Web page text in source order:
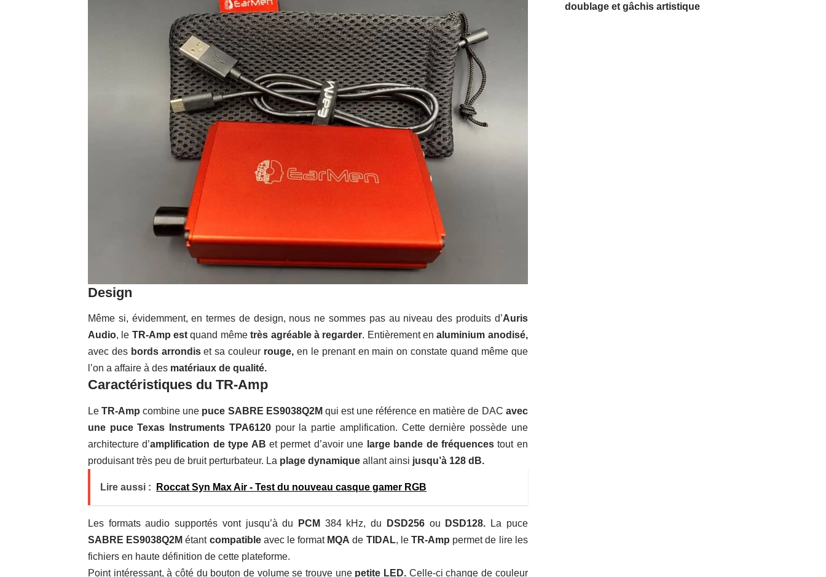
Design
Même si, évidemment, en termes de design, nous ne sommes pas au niveau des produits d’Auris
Audio, le TR-Amp est quand mêmetrès agréable à regarder. Entièrement enaluminium anodisé,
avec des bords arrondiset sa couleur rouge, en le prenant en main on constate quand même que
l’on a affaire à des matériaux de qualité.
Caractéristiques du TR-Amp
LeTR-Amp combine une puce SABRE ES9038Q2M qui est une référence en matière de DAC avec
une puce Texas Instruments TPA6120pour la partie amplification. Cette dernière possède une
architecture d’amplification de type AB et permet d’avoir une large bande de fréquencestout en
produisant très peu de bruit perturbateur. La plage dynamique allant ainsi jusqu’à 128 dB.
Lire aussi : Roccat Syn Max Air - Test du nouveau casque gamer RGB
Les formats audio supportés vont jusqu’à du PCM 384 kHz, du DSD256ou DSD128. La puce
SABRE ES9038Q2M étant compatibleavec le format MQA de TIDAL, leTR-Amp permet de lire les
fichiers en haute définition de cette plateforme.
Point intéressant, à côté du bouton de volume se trouve une petite LED. Celle-ci change de couleur
doublage et gâchis artistique